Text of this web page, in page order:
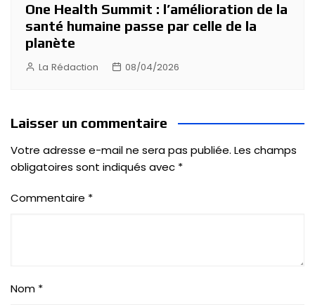
One Health Summit : l’amélioration de la
santé humaine passe par celle de la
planète
La Rédaction 08/04/2026
Laisser un commentaire
Votre adresse e-mail ne sera pas publiée. Les champs
obligatoires sont indiqués avec *
Commentaire *
Nom *